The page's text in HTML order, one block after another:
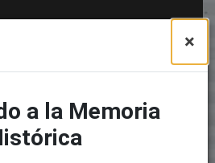
×
a la Memoria